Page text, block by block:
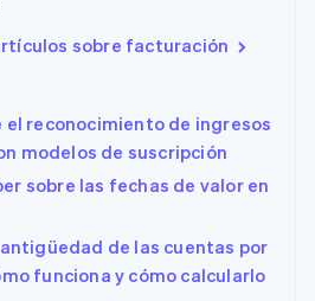
sobre facturación
el reconocimiento de ingresos
modelos de suscripción
sobre las fechas de valor en
de las cuentas por
funciona y cómo calcularlo